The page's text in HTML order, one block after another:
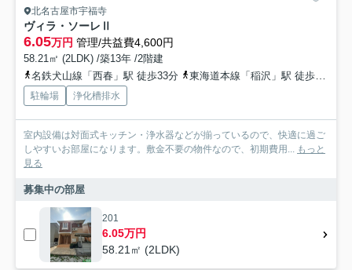
北名古屋市宇福寺
ヴィラ・ソーレⅡ
6.05万円 管理/共益費4,600円
58.21㎡ (2LDK) /築13年 /2階建
名鉄犬山線「西春」駅 徒歩33分
東海道本線「稲沢」駅 徒歩36分
駐輪場 浄化槽排水
室内設備は対面式キッチン・浄水器などが揃っているので、快適に過ご
しやすいお部屋になります。敷金不要の物件なので、初期費用... もっと
見る
募集中の部屋
201
6.05万円
58.21㎡ (2LDK)